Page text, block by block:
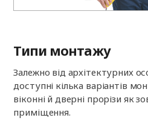
Типи монтажу
Залежно від архітектурних
доступні кілька варіантів
віконні й дверні прорізи як
приміщення.